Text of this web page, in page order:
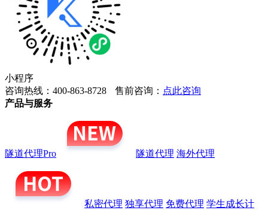
小程序
咨询热线：400-863-8728
售前咨询： 点此咨询
产品与服务
隧道代理Pro 隧道代理 海外代理
私密代理 独享代理 免费代理 学生成长计